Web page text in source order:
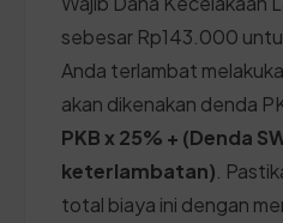
sebesar Rp143.000
Anda terlambat
akan dikenakan denda
PKB x 25% + (Denda
keterlambatan) .
total biaya ini dengan